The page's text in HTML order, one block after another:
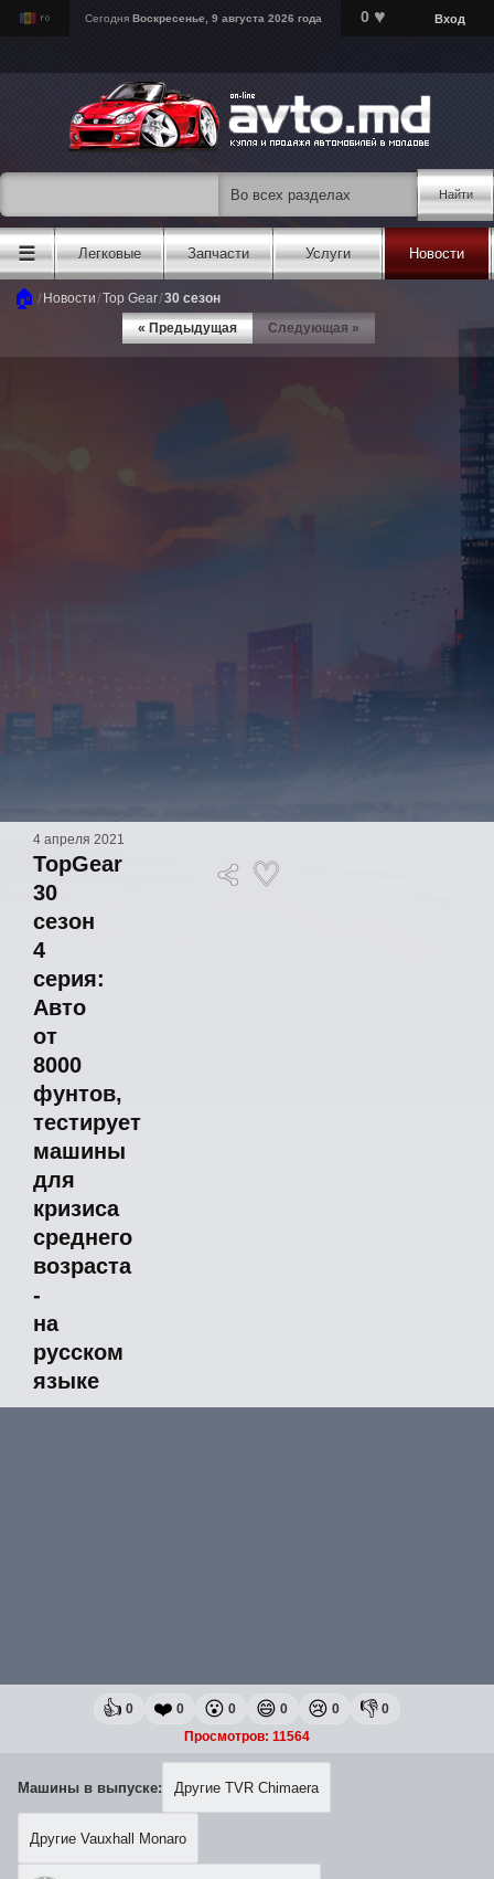
Сегодня Воскресенье, 9 августа 2026 года 0 ♥ Вход
Найти
☰ Легковые Запчасти Услуги Новости
🏠 / Новости/Top Gear/30 сезон
« Предыдущая
Следующая »
4 апреля 2021
TopGear
30
сезон
4
серия:
Авто
от
8000
фунтов,
тестирует
машины
для
кризиса
среднего
возраста
-
на
русском
языке
👍 0 ❤️ 0 😮 0 😄 0 😢 0 👎 0
Просмотров: 11564
Машины в выпуске: Другие TVR Chimaera
Другие Vauxhall Monaro